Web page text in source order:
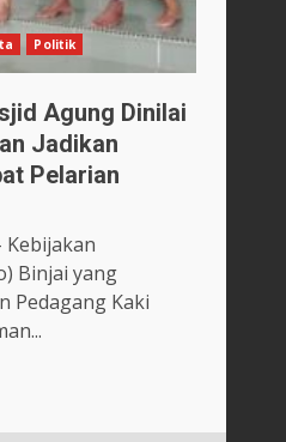
Politik
Agung Dinilai
Jadikan
Pelarian
Kebijakan
Binjai yang
Pedagang Kaki